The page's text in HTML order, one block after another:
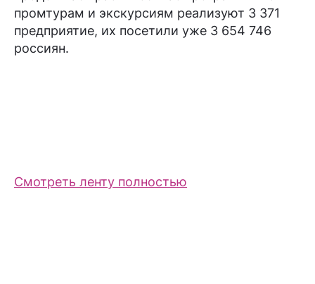
промтурам и экскурсиям реализуют 3 371
предприятие, их посетили уже 3 654 746
россиян.
Смотреть ленту полностью